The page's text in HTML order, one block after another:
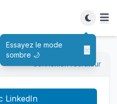
Essayez le mode
sombre 🌙
×
Connexion recruteur
LinkedIn